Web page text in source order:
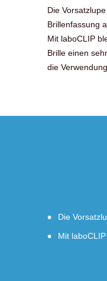
Die
Brillenfassung
Mit laboCLIP
Brille einen
die
Die
Mit